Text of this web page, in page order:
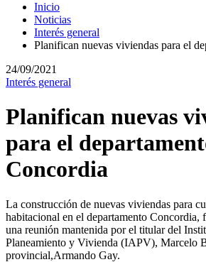
Inicio
Noticias
Interés general
Planifican nuevas viviendas para el
24/09/2021
Interés general
Planifican nuevas
para el
Concordia
La construcción de nuevas viviendas para
habitacional en el departamento Concordia,
una reunión mantenida por el titular del
Planeamiento y Vivienda (IAPV), Marcelo
provincial,Armando Gay.